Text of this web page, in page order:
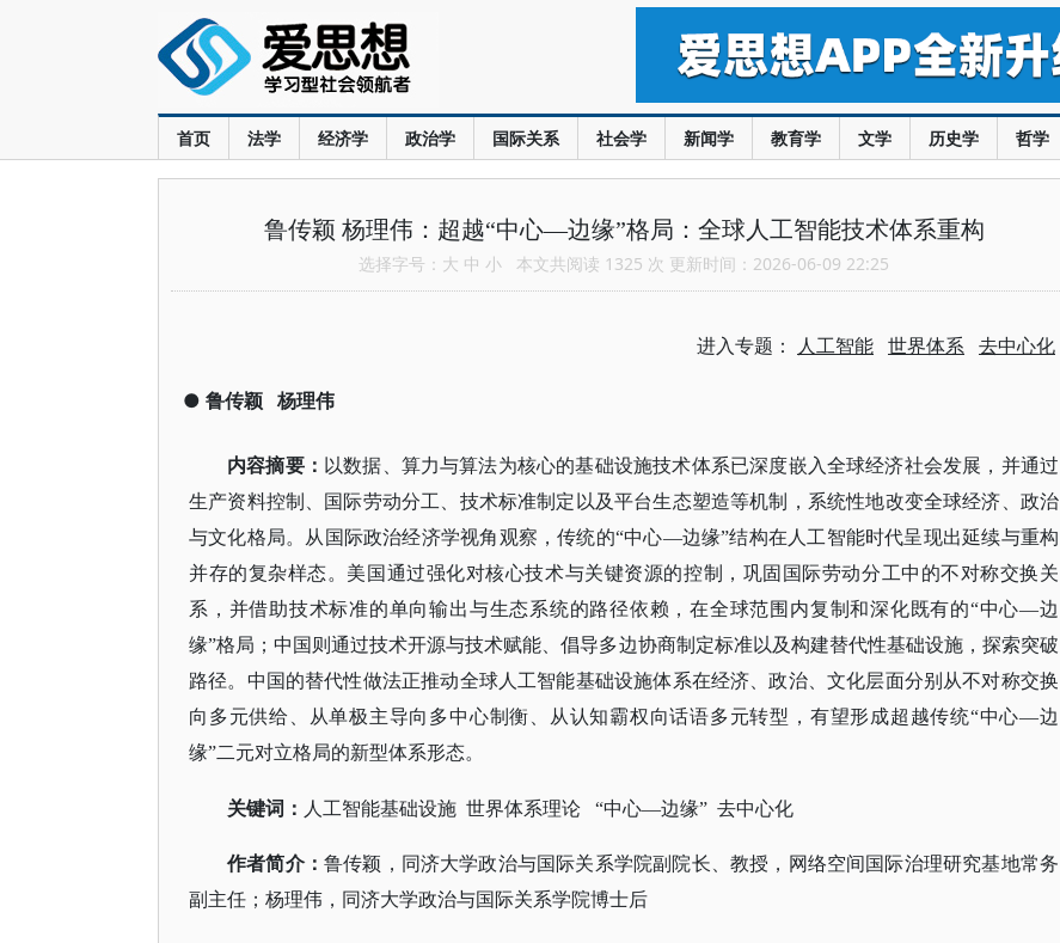
首页 法学 经济学 政治学 国际关系 社会学 新闻学 教育学 文学 历史学 哲学
鲁传颖 杨理伟：超越“中心—边缘”格局：全球人工智能技术体系重构
选择字号： 大 中 小 本文共阅读 1325 次 更新时间：2026-06-09 22:25
进入专题： 人工智能 世界体系 去中心化
● 鲁传颖 杨理伟
内容摘要： 以数据、算力与算法为核心的基础设施技术体系已深度嵌入全球经济社会发展，并通过
生产资料控制、国际劳动分工、技术标准制定以及平台生态塑造等机制，系统性地改变全球经济、政治
与文化格局。从国际政治经济学视角观察，传统的“中心—边缘”结构在人工智能时代呈现出延续与重构
并存的复杂样态。美国通过强化对核心技术与关键资源的控制，巩固国际劳动分工中的不对称交换关
系，并借助技术标准的单向输出与生态系统的路径依赖，在全球范围内复制和深化既有的“中心—边
缘”格局；中国则通过技术开源与技术赋能、倡导多边协商制定标准以及构建替代性基础设施，探索突破
路径。中国的替代性做法正推动全球人工智能基础设施体系在经济、政治、文化层面分别从不对称交换
向多元供给、从单极主导向多中心制衡、从认知霸权向话语多元转型，有望形成超越传统“中心—边
缘”二元对立格局的新型体系形态。
关键词： 人工智能基础设施 世界体系理论 “中心—边缘” 去中心化
作者简介： 鲁传颖，同济大学政治与国际关系学院副院长、教授，网络空间国际治理研究基地常务
副主任；杨理伟，同济大学政治与国际关系学院博士后